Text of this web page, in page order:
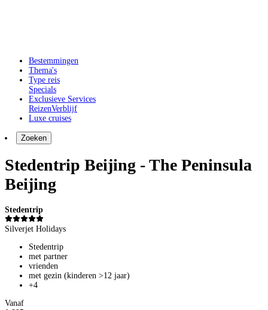
Bestemmingen
Thema's
Type reis
Specials
Exclusieve Services
ReizenVerblijf
Luxe cruises
Zoeken
Stedentrip Beijing - The Peninsula
Beijing
Stedentrip
Silverjet Holidays
Stedentrip
met partner
vrienden
met gezin (kinderen >12 jaar)
+4
Vanaf